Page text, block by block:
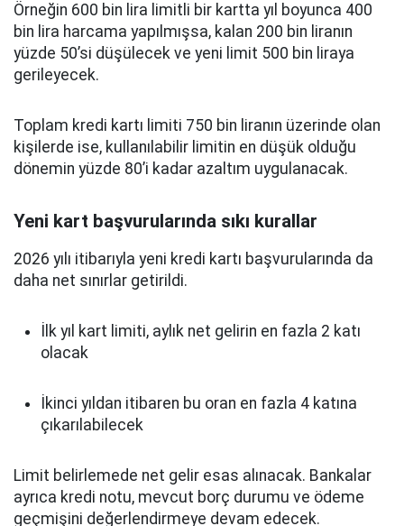
Örneğin 600 bin lira limitli bir kartta yıl boyunca 400
bin lira harcama yapılmışsa, kalan 200 bin liranın
yüzde 50’si düşülecek ve yeni limit 500 bin liraya
gerileyecek.
Toplam kredi kartı limiti 750 bin liranın üzerinde olan
kişilerde ise, kullanılabilir limitin en düşük olduğu
dönemin yüzde 80’i kadar azaltım uygulanacak.
Yeni kart başvurularında sıkı kurallar
2026 yılı itibarıyla yeni kredi kartı başvurularında da
daha net sınırlar getirildi.
İlk yıl kart limiti, aylık net gelirin en fazla 2 katı
olacak
İkinci yıldan itibaren bu oran en fazla 4 katına
çıkarılabilecek
Limit belirlemede net gelir esas alınacak. Bankalar
ayrıca kredi notu, mevcut borç durumu ve ödeme
geçmişini değerlendirmeye devam edecek.